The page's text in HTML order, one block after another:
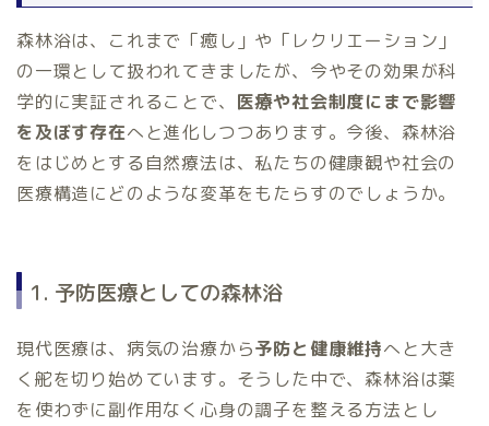
森林浴は、これまで「癒し」や「レクリエーション」
の一環として扱われてきましたが、今やその効果が科
学的に実証されることで、 医療や社会制度にまで影響
を及ぼす存在へと進化しつつあります。今後、森林浴
をはじめとする自然療法は、私たちの健康観や社会の
医療構造にどのような変革をもたらすのでしょうか。
1. 予防医療としての森林浴
現代医療は、病気の治療から予防と健康維持へと大き
く舵を切り始めています。そうした中で、森林浴は薬
を使わずに副作用なく心身の調子を整える方法とし